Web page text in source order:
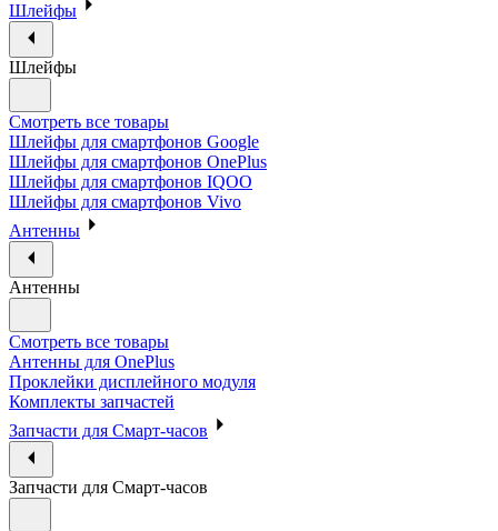
Шлейфы
Шлейфы
Смотреть все товары
Шлейфы для смартфонов Google
Шлейфы для смартфонов OnePlus
Шлейфы для смартфонов IQOO
Шлейфы для смартфонов Vivo
Антенны
Антенны
Смотреть все товары
Антенны для OnePlus
Проклейки дисплейного модуля
Комплекты запчастей
Запчасти для Смарт-часов
Запчасти для Смарт-часов